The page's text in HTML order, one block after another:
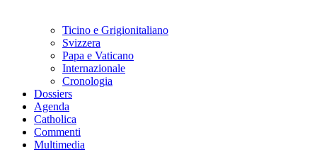
Ticino e Grigionitaliano
Svizzera
Papa e Vaticano
Internazionale
Cronologia
Dossiers
Agenda
Catholica
Commenti
Multimedia